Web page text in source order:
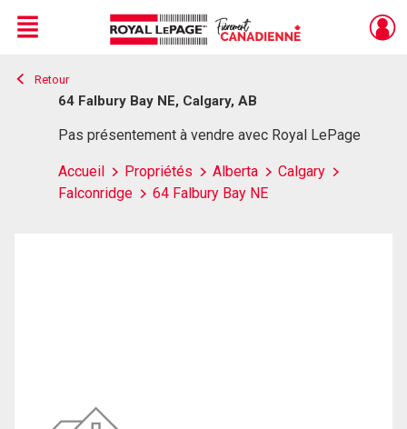
Live
En Direct
Menu
Retour
64 Falbury Bay NE, Calgary, AB
Pas présentement à vendre avec Royal LePage
Accueil Propriétés Alberta
Calgary
Falconridge
64 Falbury Bay NE